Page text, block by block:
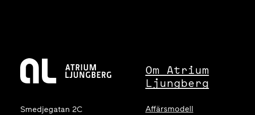
Smedjegatan 2C
Om Atrium
Ljungberg
Affärsmodell